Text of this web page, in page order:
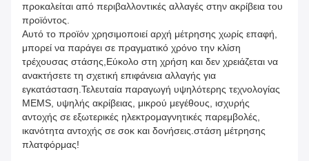
προκαλείται από περιβαλλοντικές αλλαγές στην ακρίβεια του
προϊόντος.
Αυτό το προϊόν χρησιμοποιεί αρχή μέτρησης χωρίς επαφή,
μπορεί να παράγει σε πραγματικό χρόνο την κλίση
τρέχουσας στάσης,Εύκολο στη χρήση και δεν χρειάζεται να
ανακτήσετε τη σχετική επιφάνεια αλλαγής για
εγκατάσταση.Τελευταία παραγωγή υψηλότερης τεχνολογίας
MEMS, υψηλής ακρίβειας, μικρού μεγέθους, ισχυρής
αντοχής σε εξωτερικές ηλεκτρομαγνητικές παρεμβολές,
ικανότητα αντοχής σε σοκ και δονήσεις.στάση μέτρησης
πλατφόρμας!